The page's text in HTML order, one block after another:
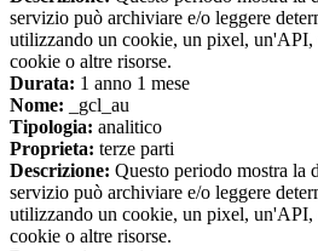
servizio può archiviare e/o leggere
utilizzando un cookie, un pixel, un'API,
cookie o altre risorse.
Durata: 1 anno 1 mese
Nome: _gcl_au
Tipologia: analitico
Proprieta: terze parti
Descrizione: Questo periodo mostra la
servizio può archiviare e/o leggere
utilizzando un cookie, un pixel, un'API,
cookie o altre risorse.